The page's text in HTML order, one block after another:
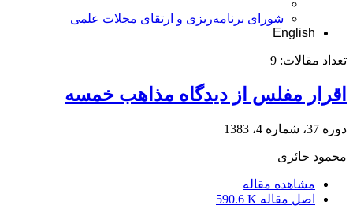
شورای برنامه‌ریزی و ارتقای مجلات علمی
English
تعداد مقالات: 9
اقرار مفلس از دیدگاه مذاهب خمسه
دوره 37، شماره 4، 1383
محمود حائری
مشاهده مقاله
اصل مقاله 590.6 K